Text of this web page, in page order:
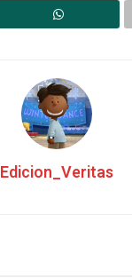
Edicion_Veritas